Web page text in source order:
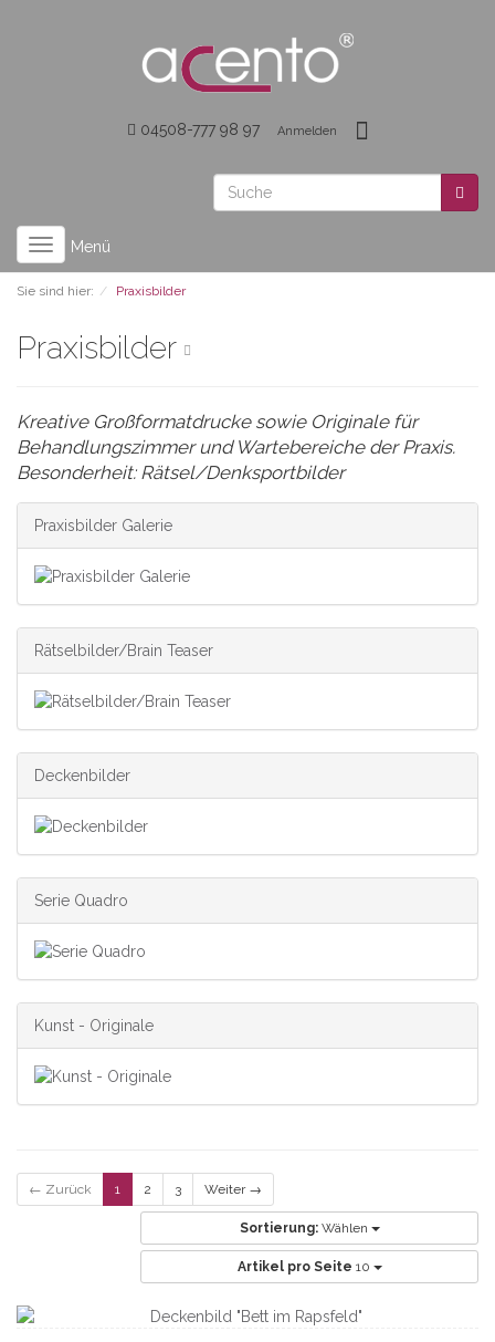
04508-777 98 97 Anmelden
Toggle
navigation
Menü
Sie sind hier: Praxisbilder
Praxisbilder
Kreative Großformatdrucke sowie Originale für
Behandlungszimmer und Wartebereiche der Praxis.
Besonderheit: Rätsel/Denksportbilder
Praxisbilder Galerie
Rätselbilder/Brain Teaser
Deckenbilder
Serie Quadro
Kunst - Originale
← Zurück 1 2 3 Weiter →
Sortierung: Wählen
Artikel pro Seite 10